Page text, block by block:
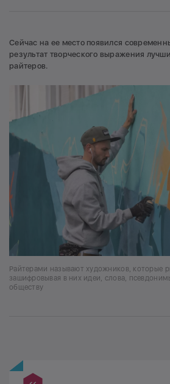
Сейчас на ее место появился
результат творческого выражения
райтеров.
Райтерами называют художников, которые
зашифровывая в них идеи, слова,
обществу